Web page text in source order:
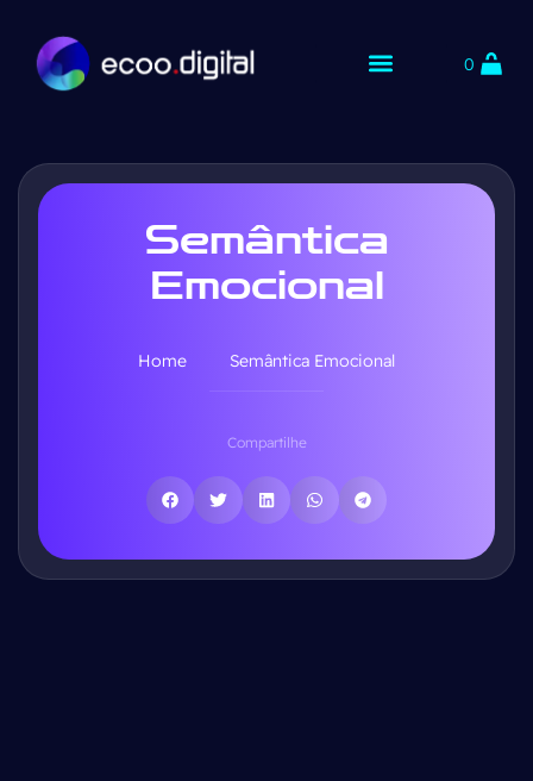
0
Semântica
Emocional
Home Semântica Emocional
Compartilhe